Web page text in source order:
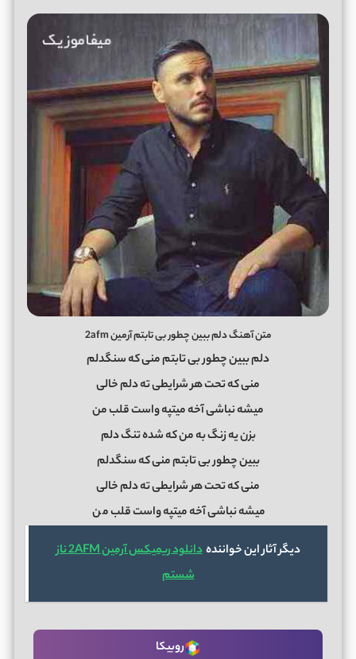
متن آهنگ دلم ببین چطور بی تابتم آرمین 2afm
دلم ببین چطور بی تابتم منی که سنگدلم
منی که تحت هر شرایطی ته دلم خالی
میشه نباشی آخه میتپه واست قلب من
بزن یه زنگ به من که شده تنگ دلم
ببین چطور بی تابتم منی که سنگدلم
منی که تحت هر شرایطی ته دلم خالی
میشه نباشی آخه میتپه واست قلب من
دیگر آثار این خواننده
دانلود ریمیکس آرمین 2AFM ناز
شستم
روبیکا